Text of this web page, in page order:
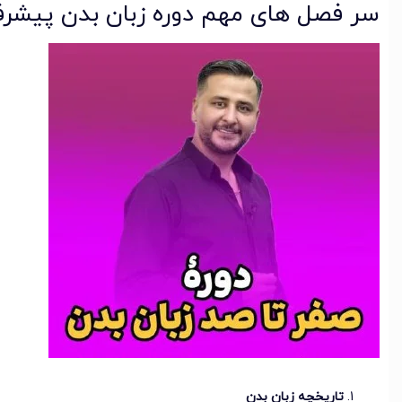
سر فصل های مهم دوره زبان بدن
تاریخچه زبان بدن